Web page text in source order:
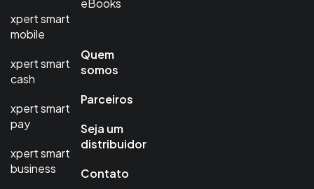
xpert smart
mobile
xpert smart
cash
xpert smart
pay
xpert smart
business
Quem
somos
Parceiros
Seja um
distribuidor
Contato